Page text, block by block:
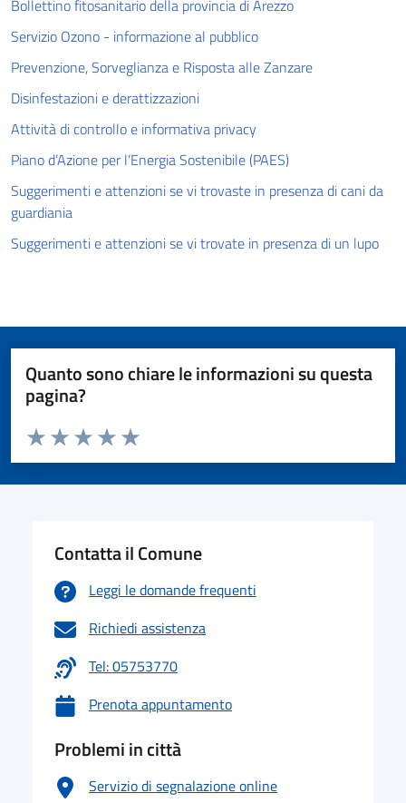
Bollettino fitosanitario della provincia di Arezzo
Servizio Ozono - informazione al pubblico
Prevenzione, Sorveglianza e Risposta alle Zanzare
Disinfestazioni e derattizzazioni
Attività di controllo e informativa privacy
Piano d’Azione per l’Energia Sostenibile (PAES)
Suggerimenti e attenzioni se vi trovaste in presenza di cani da
guardiania
Suggerimenti e attenzioni se vi trovate in presenza di un lupo
Quanto sono chiare le informazioni su questa
pagina?
Valuta da 1 a 5 stelle la pagina
Valuta 5 stelle su 5
Valuta 4 stelle su 5
Valuta 3 stelle su 5
Valuta 2 stelle su 5
Valuta 1 stelle su 5
Contatta il Comune
Leggi le domande frequenti
Richiedi assistenza
Tel: 05753770
Prenota appuntamento
Problemi in città
Servizio di segnalazione online